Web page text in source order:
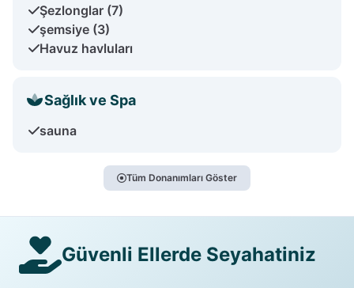
Şezlonglar (7)
şemsiye (3)
Havuz havluları
Sağlık ve Spa
sauna
Tüm Donanımları Göster
Güvenli Ellerde Seyahatiniz